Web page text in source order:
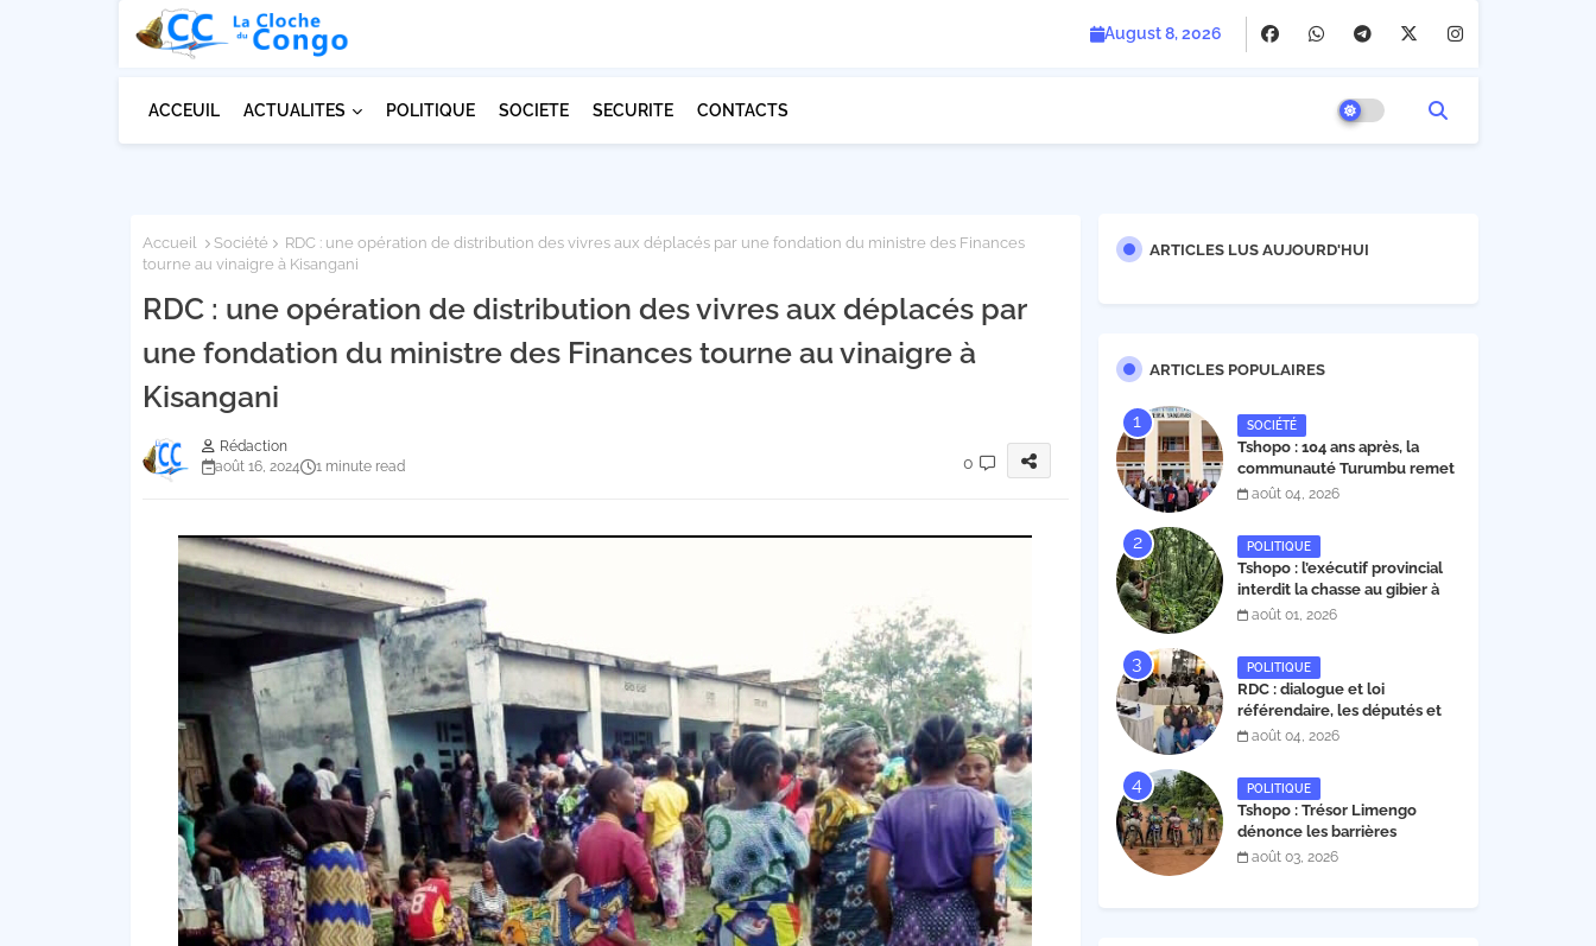
August 8, 2026
ACCEUIL ACTUALITES POLITIQUE SOCIETE SECURITE CONTACTS
Accueil Société
RDC : une opération de distribution des vivres aux déplacés par une fondation du ministre des Finances
tourne au vinaigre à Kisangani
RDC : une opération de distribution des vivres aux déplacés par
une fondation du ministre des Finances tourne au vinaigre à
Kisangani
Rédaction
août 16, 2024
1 minute read 0
ARTICLES LUS AUJOURD'HUI
ARTICLES POPULAIRES
SOCIÉTÉ
Tshopo : 104 ans après, la
communauté Turumbu remet
enfin son cahier des charges à
structurants proposés
août 04, 2026
POLITIQUE
Tshopo : l’exécutif provincial
interdit la chasse au gibier à
poil et à plume du 1er août au
août 01, 2026
POLITIQUE
RDC : dialogue et loi
référendaire, les députés et
sénateurs de l’UDPS et sa
dans une déclaration lue par
Patrick Matata
août 04, 2026
POLITIQUE
Tshopo : Trésor Limengo
dénonce les barrières
illégales à Isangi, appelle la
août 03, 2026